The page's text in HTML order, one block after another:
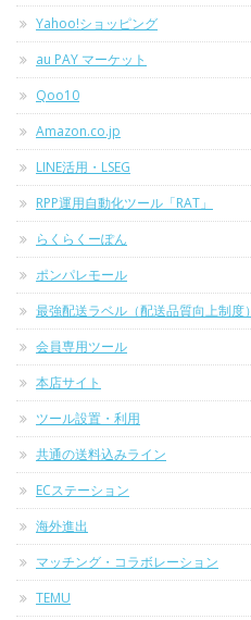
Yahoo!ショッピング
au PAY マーケット
Qoo10
Amazon.co.jp
LINE活用・LSEG
RPP運用自動化ツール「RAT」
らくらくーぽん
ポンパレモール
最強配送ラベル（配送品質向上制度）
会員専用ツール
本店サイト
ツール設置・利用
共通の送料込みライン
ECステーション
海外進出
マッチング・コラボレーション
TEMU